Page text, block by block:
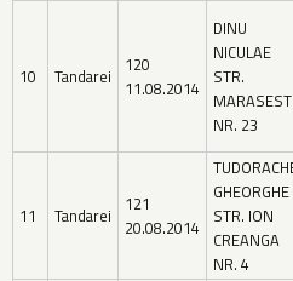
10 Tandarei
120
11.08.2014
DINU
NICULAE
STR.
MARASESTI
NR. 23
11 Tandarei
121
20.08.2014
GHEORGHE
STR. ION
CREANGA
NR. 4